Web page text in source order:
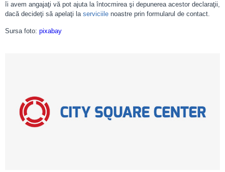
îi avem angajaţi vă pot ajuta la întocmirea şi depunerea acestor declaraţii,
dacă decideţi să apelaţi la serviciile noastre prin formularul de contact.
Sursa foto: pixabay